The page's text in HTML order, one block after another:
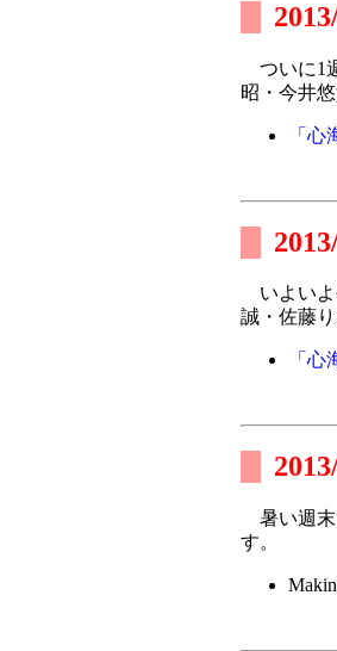
ついに1
昭・今井
「
いよいよ
誠・佐藤り
「
暑い週末
す。